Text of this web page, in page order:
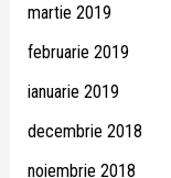
martie 2019
februarie 2019
ianuarie 2019
decembrie 2018
noiembrie 2018